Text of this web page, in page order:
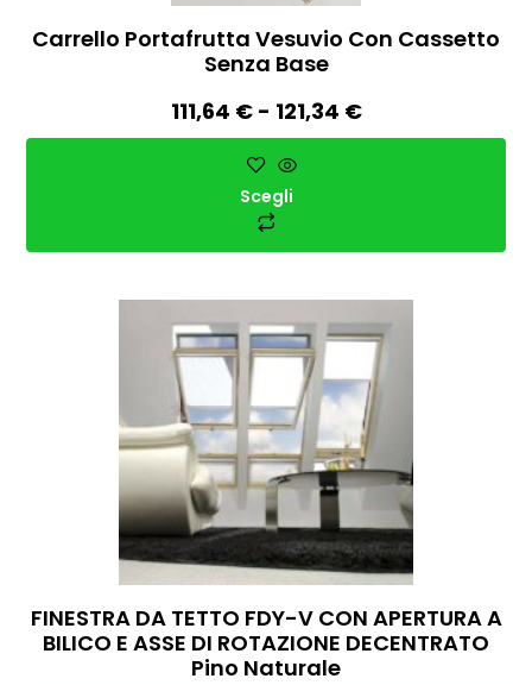
Carrello Portafrutta Vesuvio Con Cassetto
Senza Base
111,64 € - 121,34 €
Scegli
FINESTRA DA TETTO FDY-V CON APERTURA A
BILICO E ASSE DI ROTAZIONE DECENTRATO
Pino Naturale